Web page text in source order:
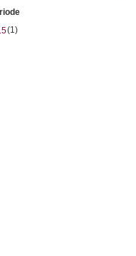
(1)